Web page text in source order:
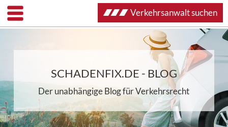
SCHADENFIX.DE - BLOG
Der unabhängige Blog für Verkehrsrecht
Verkehrsanwalt suchen